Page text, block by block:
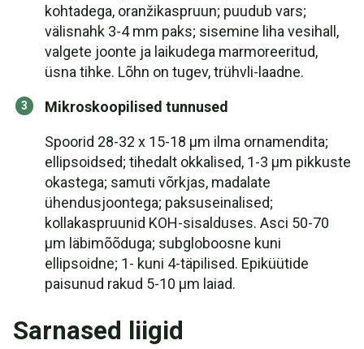
kohtadega, oranžikaspruun; puudub vars;
välisnahk 3-4 mm paks; sisemine liha vesihall,
valgete joonte ja laikudega marmoreeritud,
üsna tihke. Lõhn on tugev, trühvli-laadne.
Mikroskoopilised tunnused
Spoorid 28-32 x 15-18 µm ilma ornamendita;
ellipsoidsed; tihedalt okkalised, 1-3 µm pikkuste
okastega; samuti võrkjas, madalate
ühendusjoontega; paksuseinalised;
kollakaspruunid KOH-sisalduses. Asci 50-70
µm läbimõõduga; subgloboosne kuni
ellipsoidne; 1- kuni 4-täpilised. Epiküütide
paisunud rakud 5-10 µm laiad.
Sarnased liigid